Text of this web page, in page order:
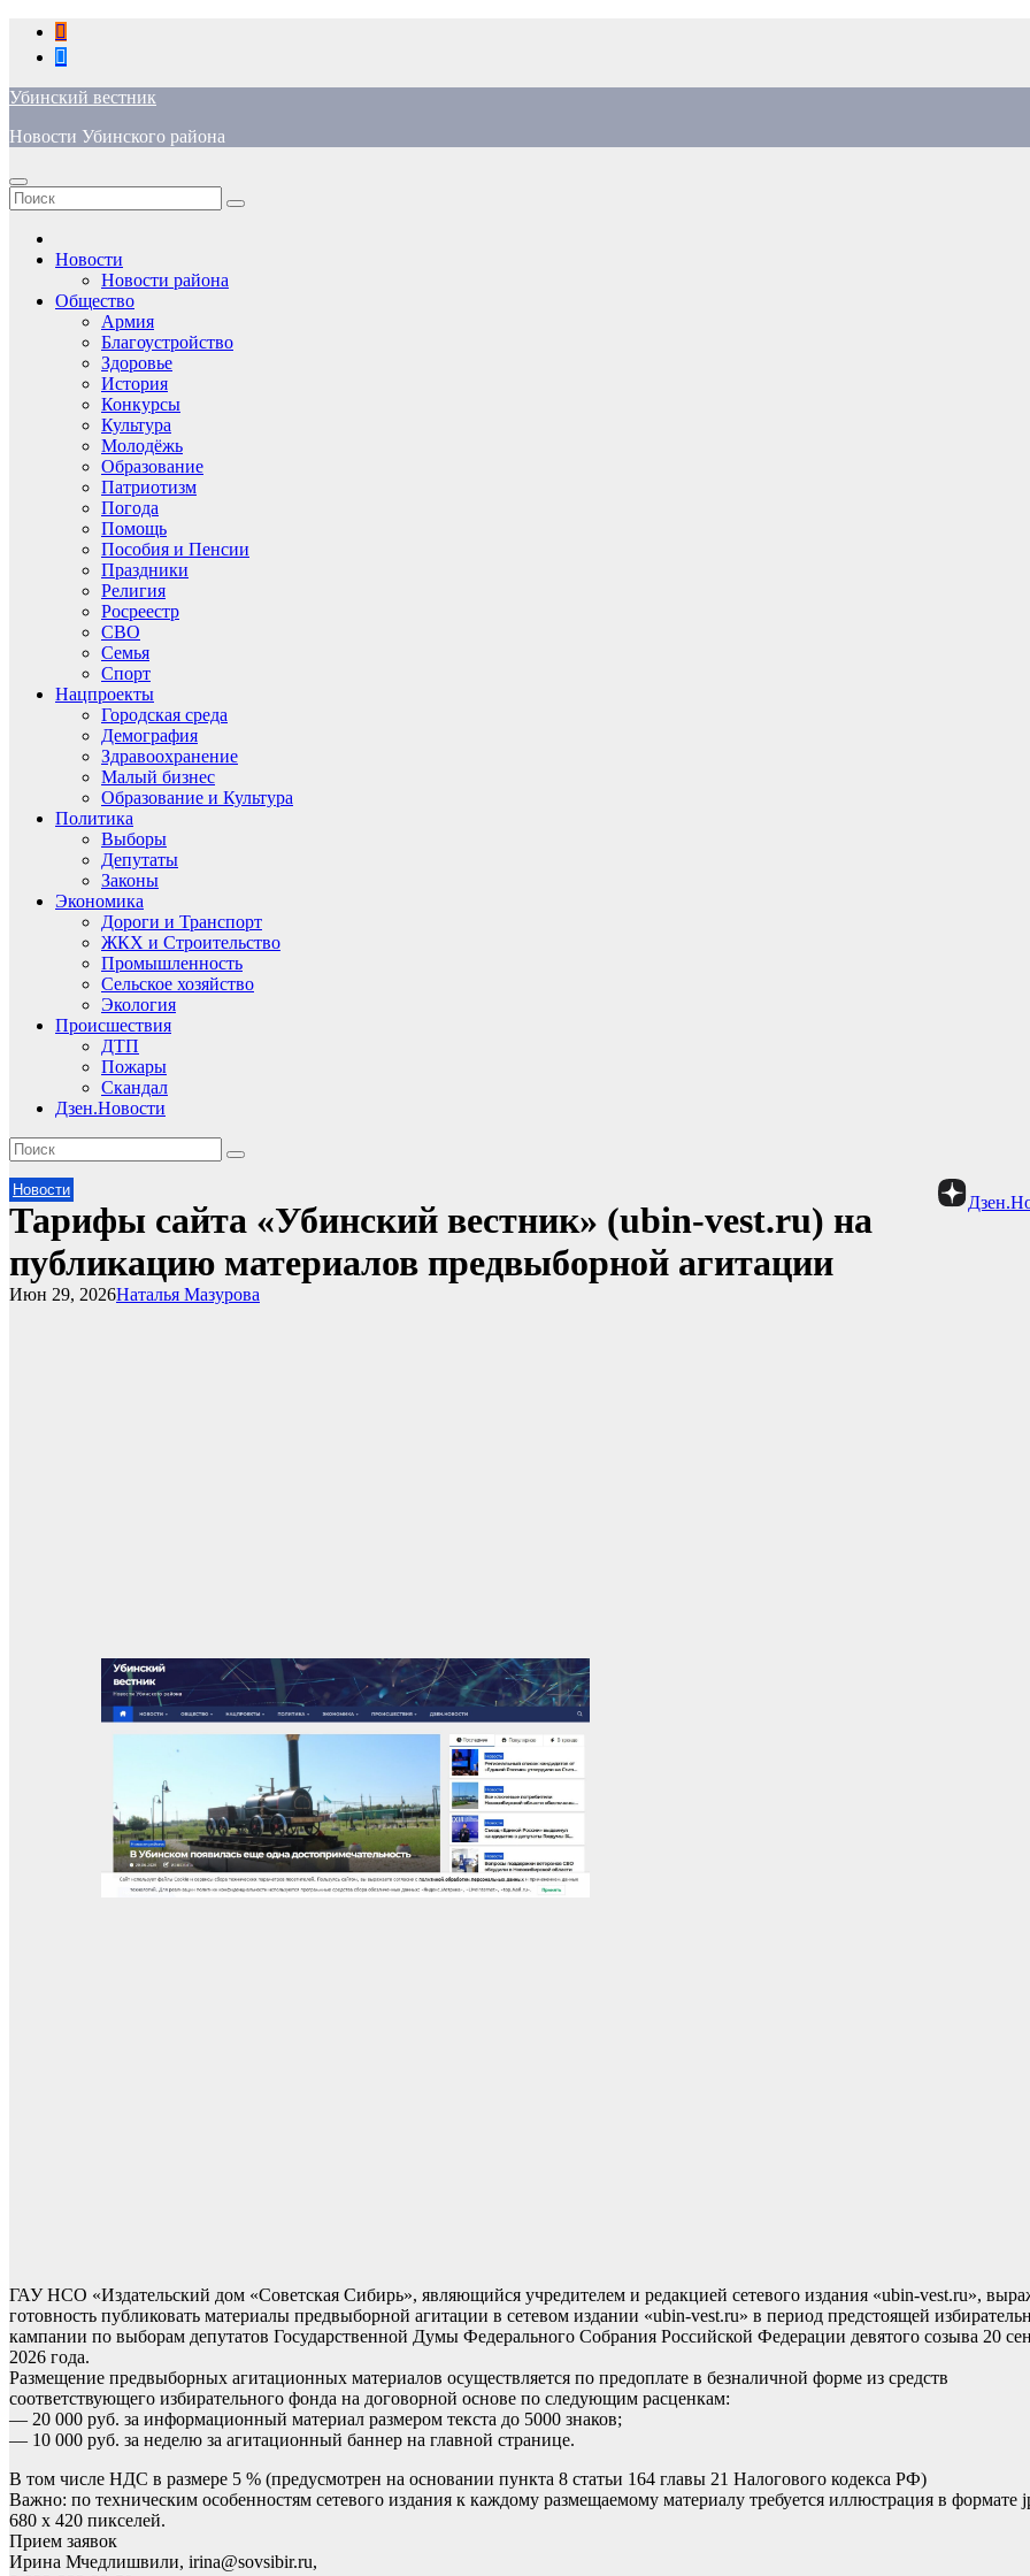
Перейти
содержимому
Убинский вестник
Новости Убинского района
Новости
Новости района
Общество
Армия
Благоустройство
Здоровье
История
Конкурсы
Культура
Молодёжь
Образование
Патриотизм
Погода
Помощь
Пособия и Пенсии
Праздники
Религия
Росреестр
СВО
Семья
Спорт
Нацпроекты
Городская среда
Демография
Здравоохранение
Малый бизнес
Образование и Культура
Политика
Выборы
Депутаты
Законы
Экономика
Дороги и Транспорт
ЖКХ и Строительство
Промышленность
Сельское хозяйство
Экология
Происшествия
ДТП
Пожары
Скандал
Дзен.Новости
Новости
Тарифы сайта «Убинский вестник» (ubin-vest.ru) на
публикацию материалов предвыборной агитации
Наталья Мазурова
Июн 29, 2026
ГАУ НСО «Издательский дом «Советская Сибирь», являющийся учредителем и редакцией сетевого издания «ubin-vest.ru»,
готовность публиковать материалы предвыборной агитации в сетевом издании «ubin-vest.ru» в период предстоящей
кампании по выборам депутатов Государственной Думы Федерального Собрания Российской Федерации девятого созыва 20
2026 года.
Размещение предвыборных агитационных материалов осуществляется по предоплате в безналичной форме из средств
соответствующего избирательного фонда на договорной основе по следующим расценкам:
— 20 000 руб. за информационный материал размером текста до 5000 знаков;
— 10 000 руб. за неделю за агитационный баннер на главной странице.
В том числе НДС в размере 5 % (предусмотрен на основании пункта 8 статьи 164 главы 21 Налогового кодекса РФ)
Важно: по техническим особенностям сетевого издания к каждому размещаемому материалу требуется иллюстрация в формате
680 х 420 пикселей.
Прием заявок
Ирина Мчедлишвили, irina@sovsibir.ru,